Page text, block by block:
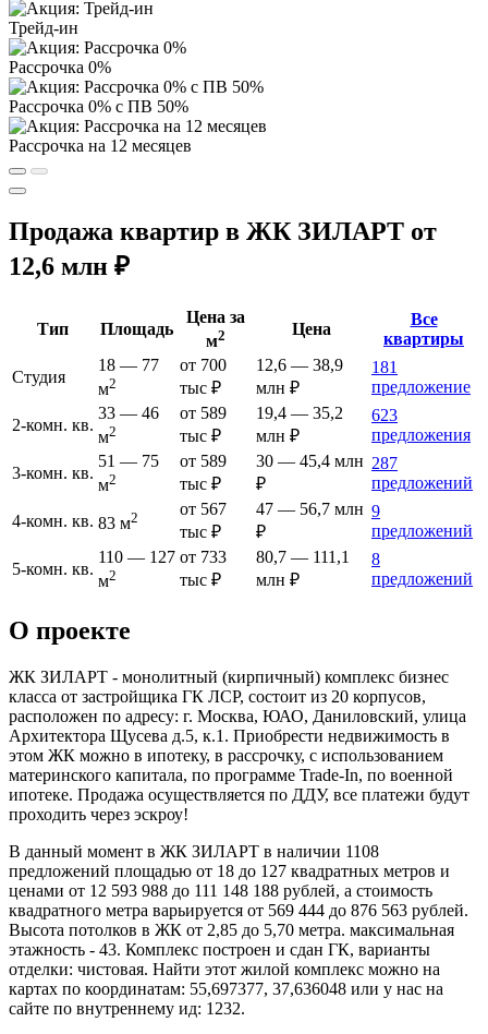
Трейд-ин
Рассрочка 0%
Рассрочка 0% с ПВ 50%
Рассрочка на 12 месяцев
Продажа квартир в ЖК ЗИЛАРТ от
12,6 млн ₽
Тип Площадь
Цена за
м2 Цена
Все
квартиры
Студия
18 — 77
м2
от 700
тыс ₽
12,6 — 38,9
млн ₽
181
предложение
2-комн. кв.
33 — 46
м2
от 589
тыс ₽
19,4 — 35,2
млн ₽
623
предложения
3-комн. кв.
51 — 75
м2
от 589
тыс ₽
30 — 45,4 млн
₽
287
предложений
4-комн. кв. 83 м2
от 567
тыс ₽
47 — 56,7 млн
₽
9
предложений
5-комн. кв.
110 — 127
м2
от 733
тыс ₽
80,7 — 111,1
млн ₽
8
предложений
О проекте
ЖК ЗИЛАРТ - монолитный (кирпичный) комплекс бизнес
класса от застройщика ГК ЛСР, состоит из 20 корпусов,
расположен по адресу: г. Москва, ЮАО, Даниловский, улица
Архитектора Щусева д.5, к.1. Приобрести недвижимость в
этом ЖК можно в ипотеку, в рассрочку, с использованием
материнского капитала, по программе Trade-In, по военной
ипотеке. Продажа осуществляется по ДДУ, все платежи будут
проходить через эскроу!
В данный момент в ЖК ЗИЛАРТ в наличии 1108
предложений площадью от 18 до 127 квадратных метров и
ценами от 12 593 988 до 111 148 188 рублей, а стоимость
квадратного метра варьируется от 569 444 до 876 563 рублей.
Высота потолков в ЖК от 2,85 до 5,70 метра. максимальная
этажность - 43. Комплекс построен и сдан ГК, варианты
отделки: чистовая. Найти этот жилой комплекс можно на
картах по координатам: 55,697377, 37,636048 или у нас на
сайте по внутреннему ид: 1232.